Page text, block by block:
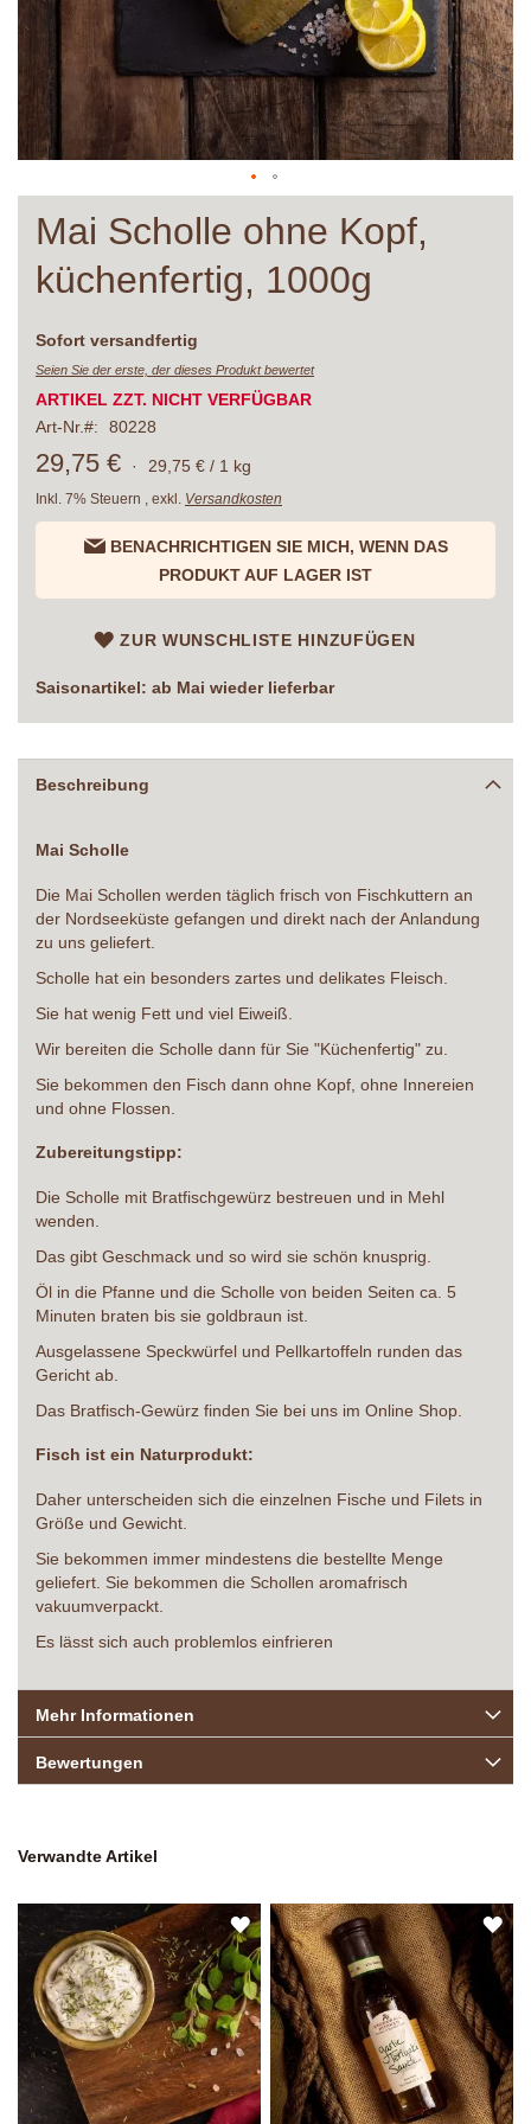
Mai Scholle ohne Kopf,
küchenfertig, 1000g
Lieferzeit
Sofort versandfertig
Seien Sie der erste, der dieses Produkt bewertet
ARTIKEL ZZT. NICHT VERFÜGBAR
Art-Nr.
80228
29,75 € · 29,75 € / 1 kg
Inkl. 7% Steuern exkl. Versandkosten
BENACHRICHTIGEN SIE MICH, WENN DAS
PRODUKT AUF LAGER IST
ZUR WUNSCHLISTE HINZUFÜGEN
Saisonartikel: ab Mai wieder lieferbar
Anfang
Bildergalerie
Beschreibung
Mai Scholle
Die Mai Schollen werden täglich frisch von Fischkuttern an
der Nordseeküste gefangen und direkt nach der Anlandung
zu uns geliefert.
Scholle hat ein besonders zartes und delikates Fleisch.
Sie hat wenig Fett und viel Eiweiß.
Wir bereiten die Scholle dann für Sie "Küchenfertig" zu.
Sie bekommen den Fisch dann ohne Kopf, ohne Innereien
und ohne Flossen.
Zubereitungstipp:
Die Scholle mit Bratfischgewürz bestreuen und in Mehl
wenden.
Das gibt Geschmack und so wird sie schön knusprig.
Öl in die Pfanne und die Scholle von beiden Seiten ca. 5
Minuten braten bis sie goldbraun ist.
Ausgelassene Speckwürfel und Pellkartoffeln runden das
Gericht ab.
Das Bratfisch-Gewürz finden Sie bei uns im Online Shop.
Fisch ist ein Naturprodukt:
Daher unterscheiden sich die einzelnen Fische und Filets in
Größe und Gewicht.
Sie bekommen immer mindestens die bestellte Menge
geliefert. Sie bekommen die Schollen aromafrisch
vakuumverpackt.
Es lässt sich auch problemlos einfrieren
Mehr Informationen
Bewertungen
Verwandte Artikel
ZUR
WUNSCHLISTE
HINZUFÜGEN